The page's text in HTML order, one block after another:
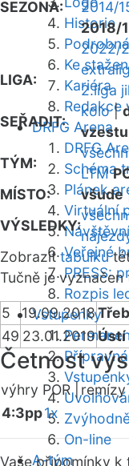
Historie
Ke
Kariéra
Redakce
DRFG Arena
DRFG
Schéma
Plánek
Virtuální
Veřejné
PRESS:
Rozpis
Vstupenky
On-line
A-tým
SEZONA:
2014/
2018/
2022/
LIGA:
2.liga
SEŘADIT:
kolo|
TÝM:
LTM
MÍSTO:
všude
VÝSLEDKY:
Zobrazittabulku
Tučně je vyznačen
5 19.09.2018
49 23.01.2019Ústí
Četnost
výhry POR | remízy |
4:3pp1x
Vaše připomínky k